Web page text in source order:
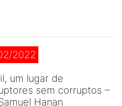
2022
um lugar de
sem corruptos –
Hanan